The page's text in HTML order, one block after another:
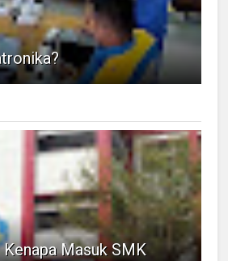
Masuk SMK